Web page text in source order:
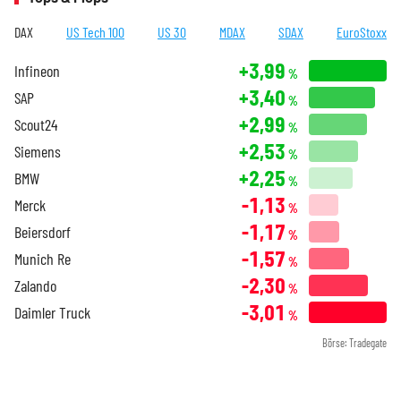
DAX US Tech 100 US 30 MDAX SDAX EuroStoxx
Infineon +3,99 %
SAP +3,40 %
Scout24 +2,99 %
Siemens +2,53 %
BMW +2,25 %
Merck -1,13 %
Beiersdorf -1,17 %
Munich Re -1,57 %
Zalando -2,30 %
Daimler Truck -3,01 %
Börse: Tradegate